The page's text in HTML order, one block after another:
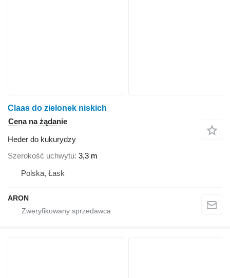
Claas do zielonek niskich
Cena na żądanie
Heder do kukurydzy
Szerokość uchwytu 3,3 m
Polska, Łask
ARON